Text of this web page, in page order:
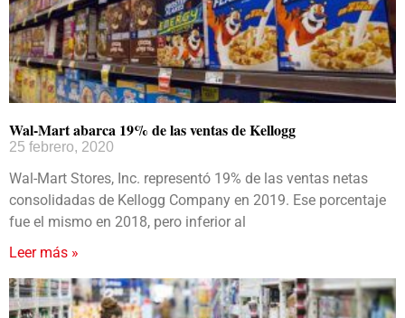
Wal-Mart abarca 19% de las ventas de Kellogg
25 febrero, 2020
Wal-Mart Stores, Inc. representó 19% de las ventas netas
consolidadas de Kellogg Company en 2019. Ese porcentaje
fue el mismo en 2018, pero inferior al
Leer más »